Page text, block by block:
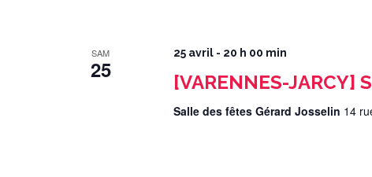
SAM
25
25 avril - 20 h 00 min
[VARENNES-JARCY]
Salle des fêtes Gérard Josselin 14